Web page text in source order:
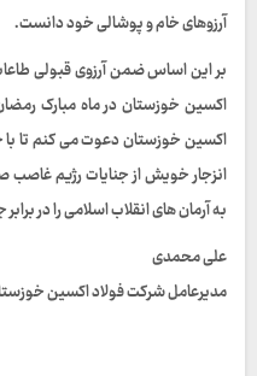
آرزوهای خام و پوشالی خود دانست.
بر این اساس ضمن آرزوی قبولی
اکسین خوزستان در ماه مبارک
اکسین خوزستان دعوت می کنم تا
انزجار خویش از جنایات رژیم غاصب
به آرمان های انقلاب اسلامی را در
علی محمدی
مدیرعامل شرکت فولاد اکسین